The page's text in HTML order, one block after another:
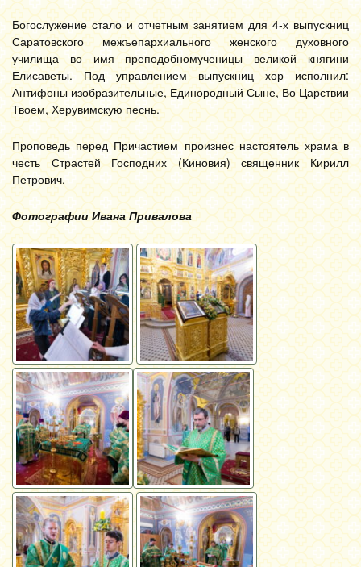
Богослужение стало и отчетным занятием для 4-х выпускниц
Саратовского межъепархиального женского духовного
училища во имя преподобномученицы великой княгини
Елисаветы. Под управлением выпускниц хор исполнил:
Антифоны изобразительные, Единородный Сыне, Во Царствии
Твоем, Херувимскую песнь.
Проповедь перед Причастием произнес настоятель храма в
честь Страстей Господних (Киновия) священник Кирилл
Петрович.
Фотографии Ивана Привалова